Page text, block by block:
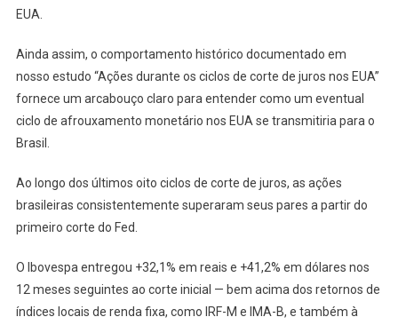
EUA.
Ainda assim, o comportamento histórico documentado em
nosso estudo “Ações durante os ciclos de corte de juros nos EUA”
fornece um arcabouço claro para entender como um eventual
ciclo de afrouxamento monetário nos EUA se transmitiria para o
Brasil.
Ao longo dos últimos oito ciclos de corte de juros, as ações
brasileiras consistentemente superaram seus pares a partir do
primeiro corte do Fed.
O Ibovespa entregou +32,1% em reais e +41,2% em dólares nos
12 meses seguintes ao corte inicial — bem acima dos retornos de
índices locais de renda fixa, como IRF-M e IMA-B, e também à